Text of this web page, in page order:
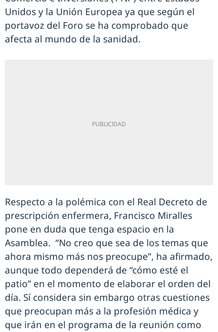
Unidos y la Unión Europea ya que según el
portavoz del Foro se ha comprobado que
afecta al mundo de la sanidad.
Respecto a la polémica con el Real Decreto de
prescripción enfermera, Francisco Miralles
pone en duda que tenga espacio en la
Asamblea. “No creo que sea de los temas que
ahora mismo más nos preocupe”, ha afirmado,
aunque todo dependerá de “cómo esté el
patio” en el momento de elaborar el orden del
día. Sí considera sin embargo otras cuestiones
que preocupan más a la profesión médica y
que irán en el programa de la reunión como